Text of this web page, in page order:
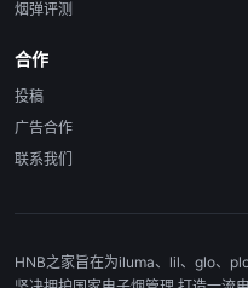
烟弹评测
合作
投稿
广告合作
联系我们
HNB之家旨在为iluma、lil、glo、